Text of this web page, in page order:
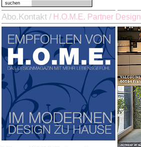
suchen
Abo.Kontakt / H.O.M.E. Partner